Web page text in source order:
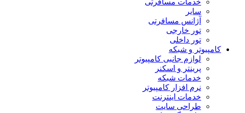
خدمات مسافرتی
سایر
آژانس مسافرتی
تور خارجی
تور داخلی
کامپیوتر و شبکه
لوازم جانبی کامپیوتر
پرینتر و اسکنر
خدمات شبکه
نرم افزار کامپیوتر
خدمات اینترنت
طراحی سایت